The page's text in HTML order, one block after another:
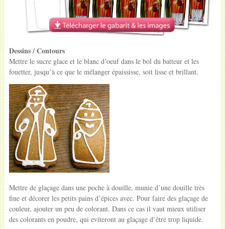
Dessins / Contours
Mettre le sucre glace et le blanc d’oeuf dans le bol du batteur et les
fouetter, jusqu’à ce que le mélanger épaississe, soit lisse et brillant.
Mettre de glaçage dans une poche à douille, munie d’une douille très
fine et décorer les petits pains d’épices avec. Pour faire des glaçage de
couleur, ajouter un peu de colorant. Dans ce cas il vaut mieux utiliser
des colorants en poudre, qui eviteront au glaçage d’être trop liquide.